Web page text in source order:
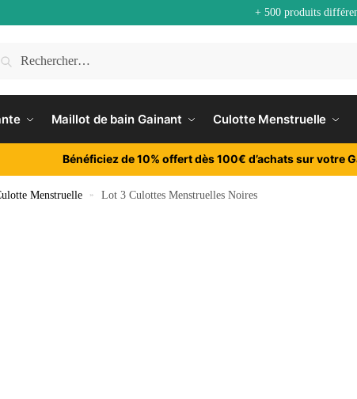
+ 500 produits
Maillot de bain Gainant Culotte Menstruelle
Bénéficiez de 10% offert dès 100€ d’achats sur votre
Menstruelle » Lot 3 Culottes Menstruelles Noires